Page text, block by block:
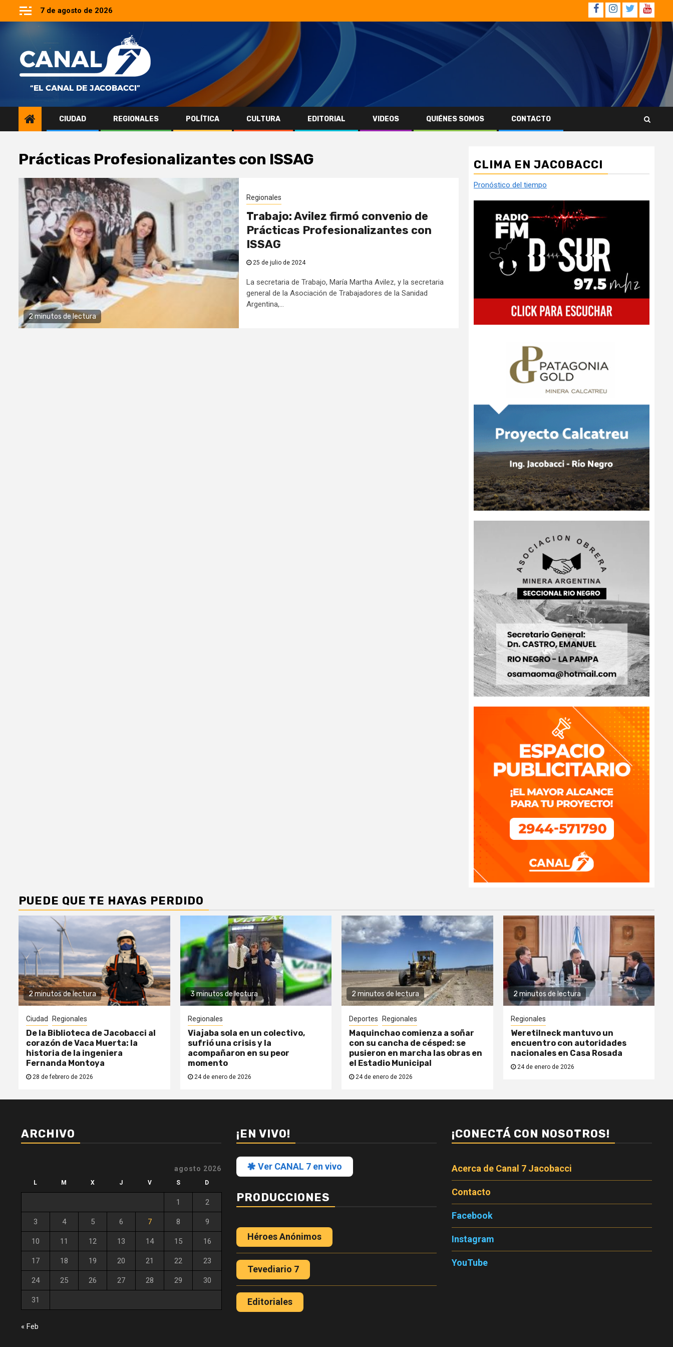
7 de agosto de 2026 Facebook
Instagram
Twitter
CIUDAD REGIONALES POLÍTICA CULTURA EDITORIAL VIDEOS QUIÉNES SOMOS CONTACTO
Prácticas Profesionalizantes con ISSAG
2 minutos de lectura
Regionales
Trabajo: Avilez firmó convenio de
Prácticas Profesionalizantes con
ISSAG
25 de julio de 2024
La secretaria de Trabajo, María Martha Avilez, y la secretaria
general de la Asociación de Trabajadores de la Sanidad
Argentina,...
CLIMA EN JACOBACCI
Pronóstico del tiempo
PUEDE QUE TE HAYAS PERDIDO
2 minutos de lectura
Ciudad Regionales
De la Biblioteca de Jacobacci al
corazón de Vaca Muerta: la
historia de la ingeniera
Fernanda Montoya
28 de febrero de 2026
3 minutos de lectura
Regionales
Viajaba sola en un colectivo,
sufrió una crisis y la
acompañaron en su peor
momento
24 de enero de 2026
2 minutos de lectura
Deportes Regionales
Maquinchao comienza a soñar
con su cancha de césped: se
pusieron en marcha las obras en
el Estadio Municipal
24 de enero de 2026
2 minutos de lectura
Regionales
Weretilneck mantuvo un
encuentro con autoridades
nacionales en Casa Rosada
24 de enero de 2026
ARCHIVO
agosto 2026
L M X J V S D
1 2
3 4 5 6 7 8 9
10 11 12 13 14 15 16
17 18 19 20 21 22 23
24 25 26 27 28 29 30
31
« Feb
¡EN VIVO!
Ver CANAL 7 en vivo
PRODUCCIONES
Héroes Anónimos
Tevediario 7
Editoriales
¡CONECTÁ CON NOSOTROS!
Acerca de Canal 7 Jacobacci
Contacto
Facebook
Instagram
YouTube